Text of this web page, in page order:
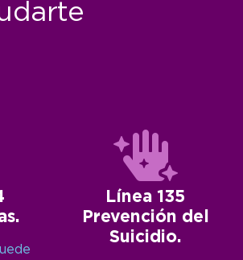
Línea 135
Prevención del
Suicidio.